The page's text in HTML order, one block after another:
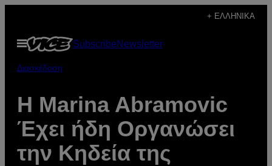
περιεχόμενο
+ ΕΛΛΗΝΙΚΆ
Ανοίξτε
το
SubscribeNewsletter
Διασκέδαση
Η Marina Abramovic
Έχει ήδη Οργανώσει
την Κηδεία της